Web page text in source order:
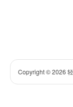
Copyright © 2026